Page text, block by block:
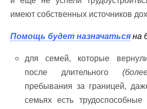
имеют собственных источников
Помощь будет назначаться на
для семей, которые
после длительного
пребывания за границей,
семьях есть